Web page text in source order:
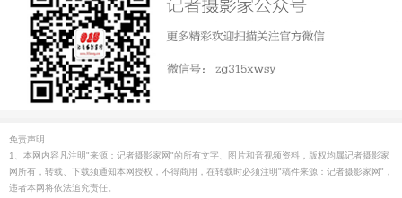
免责声明
1、本网内容凡注明"来源：记者摄影家网"的所有文字、图片和音视频资料，版权均属记者摄影家
网所有，转载、下载须通知本网授权，不得商用，在转载时必须注明"稿件来源：记者摄影家网"，
违者本网将依法追究责任。